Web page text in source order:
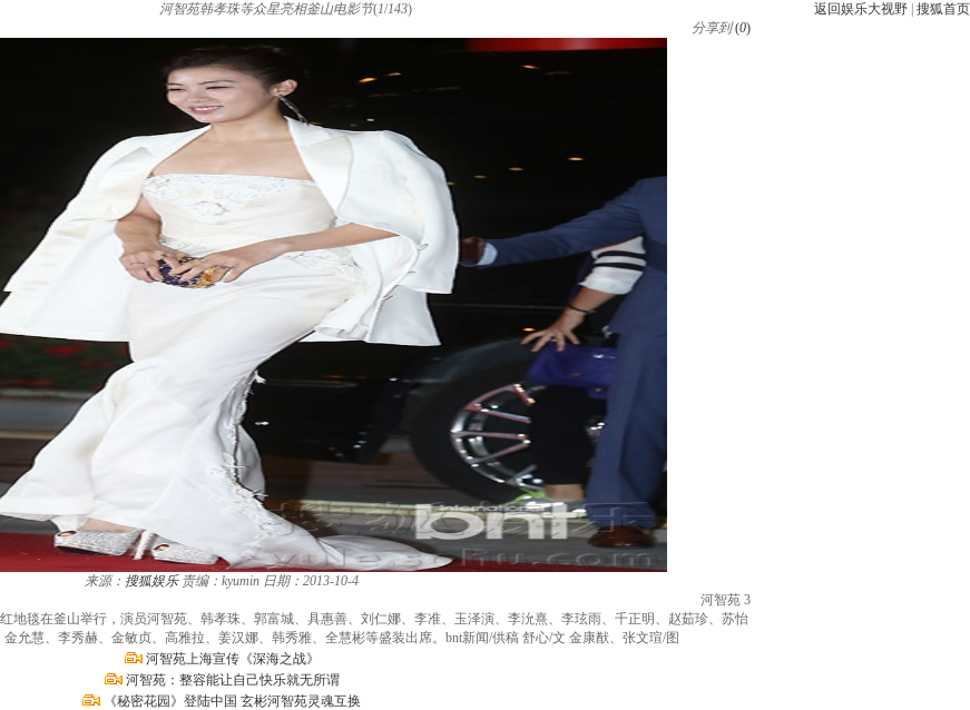
返回娱乐大视野 搜狐首页
河智苑韩孝珠等众星亮相釜山电影节(1/143)
分享到 (0)
来源： 搜狐娱乐 责编：kyumin 日期：2013-10-4
河智苑 3
地毯在釜山举行，演员河智苑、韩孝珠、郭富城、具惠善、刘仁娜、李准、玉泽演、李沇熹、李玹雨、千正明、赵茹珍、苏怡
允慧、李秀赫、金敏贞、高雅拉、姜汉娜、韩秀雅、全慧彬等盛装出席。bnt新闻/供稿 舒心/文 金康猷、张文瑄/图
河智苑上海宣传《深海之战》
河智苑：整容能让自己快乐就无所谓
《秘密花园》登陆中国 玄彬河智苑灵魂互换